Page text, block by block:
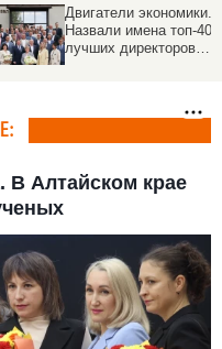
Двигатели экономики.
Назвали имена топ-40
лучших директоров
В Алтайском крае